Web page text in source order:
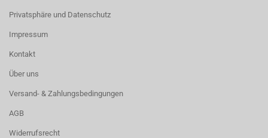
Privatsphäre und Datenschutz
Impressum
Kontakt
Über uns
Versand- & Zahlungsbedingungen
AGB
Widerrufsrecht